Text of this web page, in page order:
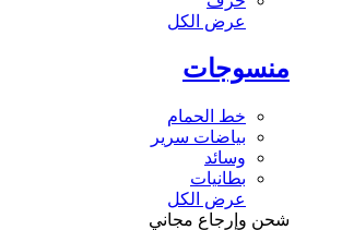
عرض الكل
منسوجات
خط الحمام
بياضات سرير
وسائد
بطانيات
عرض الكل
شحن وإرجاع مجاني